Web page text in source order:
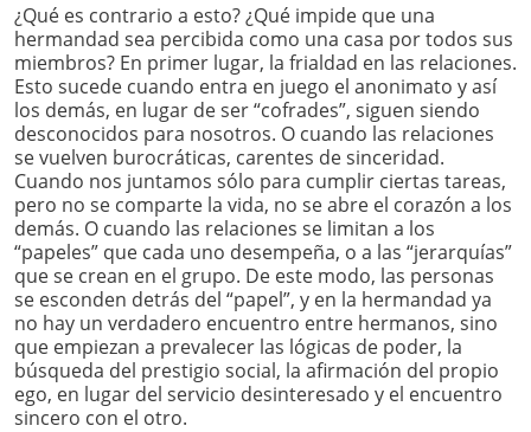
¿Qué es contrario a esto? ¿Qué impide que una
hermandad sea percibida como una casa por todos sus
miembros? En primer lugar, la frialdad en las relaciones.
Esto sucede cuando entra en juego el anonimato y así
los demás, en lugar de ser “cofrades”, siguen siendo
desconocidos para nosotros. O cuando las relaciones
se vuelven burocráticas, carentes de sinceridad.
Cuando nos juntamos sólo para cumplir ciertas tareas,
pero no se comparte la vida, no se abre el corazón a los
demás. O cuando las relaciones se limitan a los
“papeles” que cada uno desempeña, o a las “jerarquías”
que se crean en el grupo. De este modo, las personas
se esconden detrás del “papel”, y en la hermandad ya
no hay un verdadero encuentro entre hermanos, sino
que empiezan a prevalecer las lógicas de poder, la
búsqueda del prestigio social, la afirmación del propio
ego, en lugar del servicio desinteresado y el encuentro
sincero con el otro.